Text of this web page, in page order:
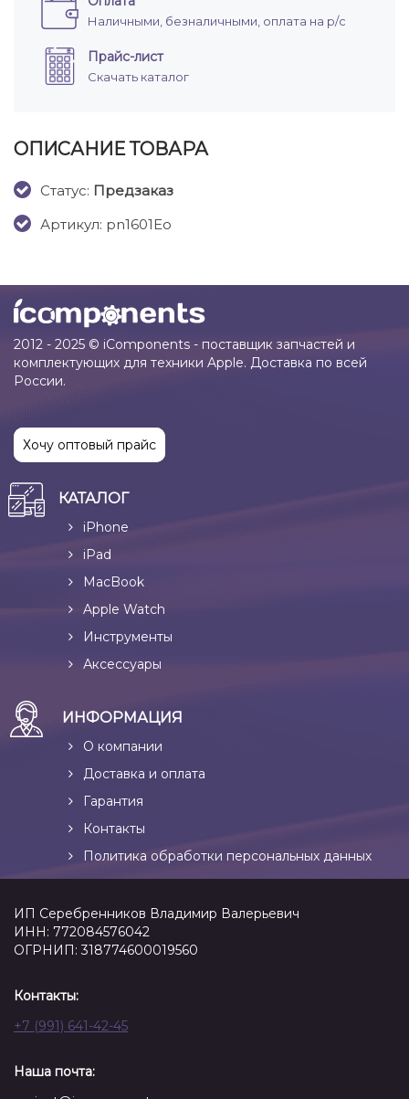
Наличными, безналичными, оплата на р/с
Прайс-лист
Скачать каталог
ОПИСАНИЕ ТОВАРА
Cтатус: Предзаказ
Артикул: pn1601Eo
2012 - 2025 © iComponents - поставщик запчастей и
комплектующих для техники Apple. Доставка по всей
России.
Хочу оптовый прайс
КАТАЛОГ
iPhone
iPad
MacBook
Apple Watch
Инструменты
Аксессуары
ИНФОРМАЦИЯ
О компании
Доставка и оплата
Гарантия
Контакты
Политика обработки персональных данных
ИП Серебренников Владимир Валерьевич
ИНН: 772084576042
ОГРНИП: 318774600019560
Контакты:
+7 (991) 641-42-45
Наша почта: